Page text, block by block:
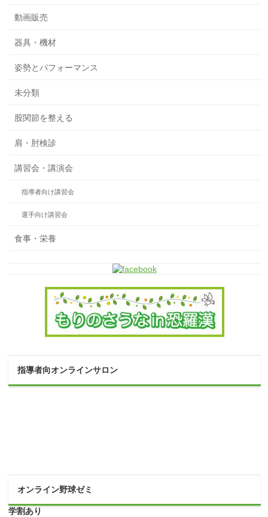
動画販売
器具・機材
姿勢とパフォーマンス
未分類
股関節を整える
肩・肘検診
講習会・講演会
指導者向け講習会
選手向け講習会
食事・栄養
指導者向オンラインサロン
オンライン野球ゼミ
学割あり